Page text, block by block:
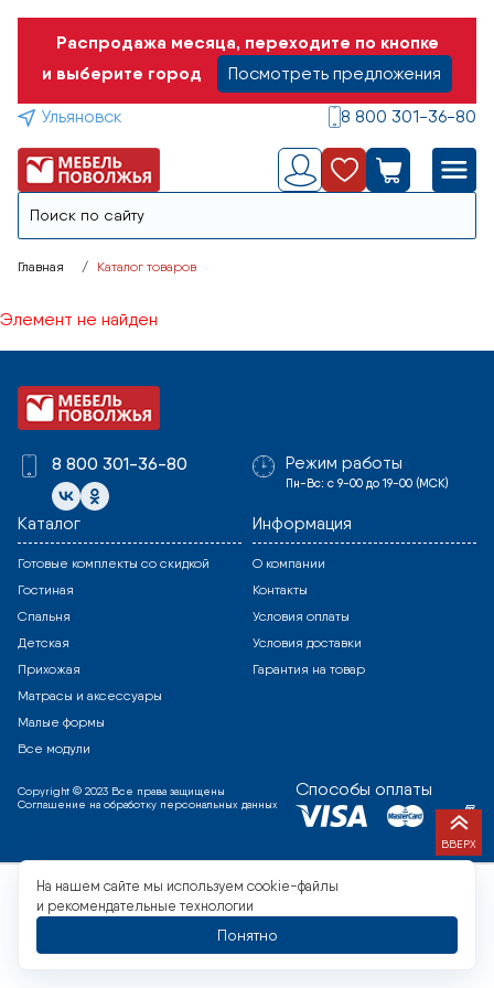
Распродажа месяца, переходите по кнопке
и выберите город
Посмотреть предложения
Ульяновск 8 800 301-36-80
Главная Каталог товаров
Элемент не найден
8 800 301-36-80 Режим работы
Пн-Вс: с 9-00 до 19-00 (МСК)
Каталог
Готовые комплекты со скидкой
Гостиная
Спальня
Детская
Прихожая
Матрасы и аксессуары
Малые формы
Все модули
Информация
О компании
Контакты
Условия оплаты
Условия доставки
Гарантия на товар
Copyright © 2023 Все права защищены
Соглашение на обработку персональных данных
Способы оплаты
ВВЕРХ
На нашем сайте мы используем cookie-файлы
и рекомендательные технологии
Понятно